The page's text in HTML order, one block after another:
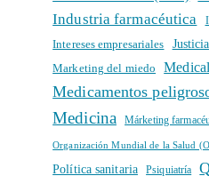
Industria farmacéutica
Intereses empresariales Justicia
Marketing del miedo
Medicamentos
Medicina Márketing
Organización Mundial de la Salud
Política sanitaria Psiquiatría